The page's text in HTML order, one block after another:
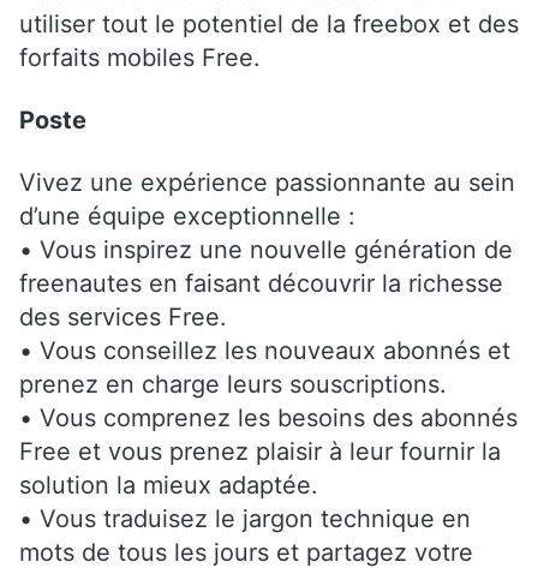
utiliser tout le potentiel de la freebox et des
forfaits mobiles Free.
Poste
Vivez une expérience passionnante au sein
d’une équipe exceptionnelle :
• Vous inspirez une nouvelle génération de
freenautes en faisant découvrir la richesse
des services Free.
• Vous conseillez les nouveaux abonnés et
prenez en charge leurs souscriptions.
• Vous comprenez les besoins des abonnés
Free et vous prenez plaisir à leur fournir la
solution la mieux adaptée.
• Vous traduisez le jargon technique en
mots de tous les jours et partagez votre